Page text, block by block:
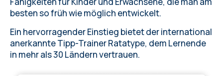
besten so früh wie möglich entwickelt.
Ein hervorragender Einstieg bietet der international
anerkannteTipp-Trainer Ratatype, dem Lernende
in mehr als 30 Ländern vertrauen.